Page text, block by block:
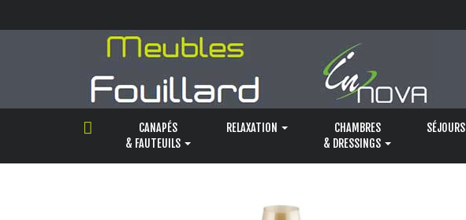
CANAPÉS
& FAUTEUILS
RELAXATION
CHAMBRES
& DRESSINGS
SÉJOURS